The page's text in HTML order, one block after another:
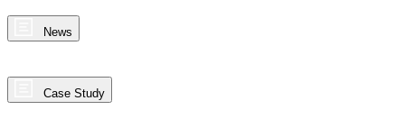
News
Case Study